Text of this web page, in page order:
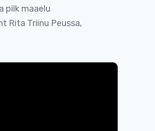
pilk maaelu
Rita Triinu Peussa,